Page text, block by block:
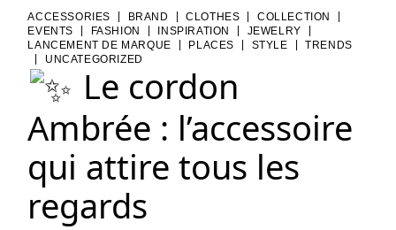
ACCESSORIES | BRAND | CLOTHES | COLLECTION
|
EVENTS
| FASHION | INSPIRATION | JEWELRY
|
LANCEMENT DE MARQUE
| PLACES | STYLE |
TRENDS
|
UNCATEGORIZED
Le cordon
Ambrée : l’accessoire
qui attire tous les
regards